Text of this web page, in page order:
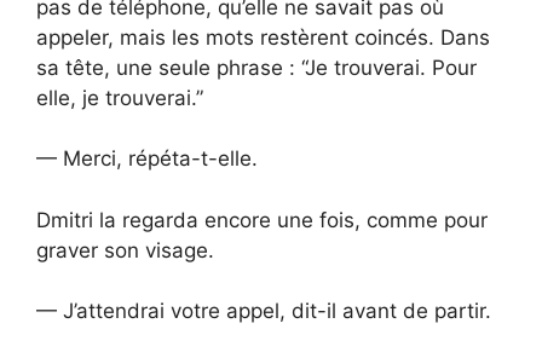
pas de téléphone, qu’elle ne savait pas où
appeler, mais les mots restèrent coincés. Dans
sa tête, une seule phrase : “Je trouverai. Pour
elle, je trouverai.”
— Merci, répéta-t-elle.
Dmitri la regarda encore une fois, comme pour
graver son visage.
— J’attendrai votre appel, dit-il avant de partir.